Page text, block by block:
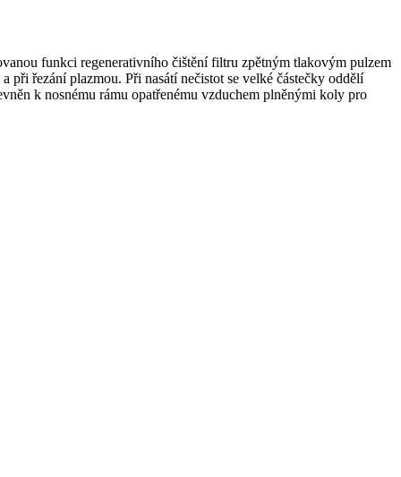
funkci regenerativního čištění filtru zpětným tlakovým pulzem
řezání plazmou. Při nasátí nečistot se velké částečky oddělí
k nosnému rámu opatřenému vzduchem plněnými koly pro